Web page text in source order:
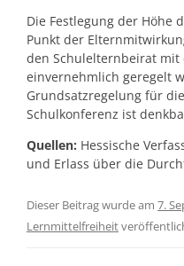
Die Festlegung der Höhe
Punkt der
den Schulelternbeirat mit
einvernehmlich geregelt
Grundsatzregelung für
Schulkonferenz ist
Quellen: Hessische
und Erlass über die
Dieser Beitrag wurde am 7.
Lernmittelfreiheit